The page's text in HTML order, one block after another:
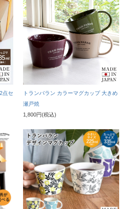
点セ
トランパラン カラーマグカップ 大きめ
瀬戸焼
1,800円(税込)